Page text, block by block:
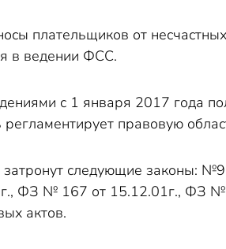
плательщиков от
в ведении ФСС.
с 1 января 2017 года
правовую
затронут следующие законы:
ФЗ № 167 от 15.12.01г., ФЗ
актов.